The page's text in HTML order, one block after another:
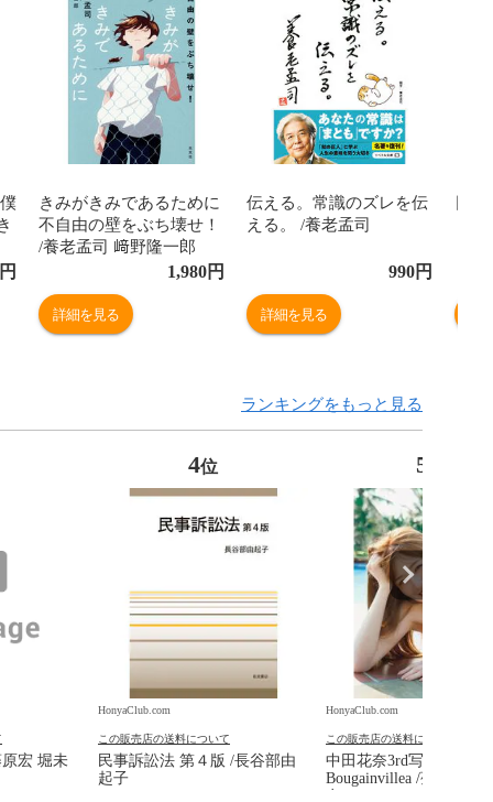
円
きみがきみであるために
不自由の壁をぶち壊せ！
/養老孟司 﨑野隆一郎
1,980円
詳細を見る
伝える。常識のズレを伝
える。 /養老孟司
990円
詳細を見る
ランキングをもっと見る
宏 堀未
4位
HonyaClub.com
この販売店の送料について
民事訴訟法 第４版 /長谷部由
起子
5
HonyaClub.com
この販売店の送料について
中田花奈3rd写真集
Bougainvillea /菊地泰久